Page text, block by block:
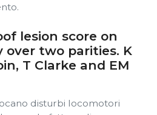
lesion score on
over two parities. K
T Clarke and EM
disturbi locomotori